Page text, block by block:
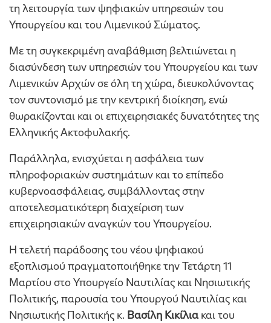
τη λειτουργία των ψηφιακών υπηρεσιών του
Υπουργείου και του Λιμενικού Σώματος.
Με τη συγκεκριμένη αναβάθμιση βελτιώνεται η
διασύνδεση των υπηρεσιών του Υπουργείου και των
Λιμενικών Αρχών σε όλη τη χώρα, διευκολύνοντας
τον συντονισμό με την κεντρική διοίκηση, ενώ
θωρακίζονται και οι επιχειρησιακές δυνατότητες της
Ελληνικής Ακτοφυλακής.
Παράλληλα, ενισχύεται η ασφάλεια των
πληροφοριακών συστημάτων και το επίπεδο
κυβερνοασφάλειας, συμβάλλοντας στην
αποτελεσματικότερη διαχείριση των
επιχειρησιακών αναγκών του Υπουργείου.
Η τελετή παράδοσης του νέου ψηφιακού
εξοπλισμού πραγματοποιήθηκε την Τετάρτη 11
Μαρτίου στο Υπουργείο Ναυτιλίας και Νησιωτικής
Πολιτικής, παρουσία του Υπουργού Ναυτιλίας και
Νησιωτικής Πολιτικής κ. Βασίλη Κικίλιακαι του